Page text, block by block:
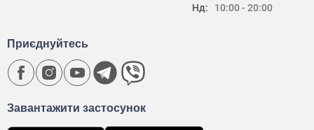
Нд:
10:00 - 20:00
Завантажити застосунок
Приєднуйтесь